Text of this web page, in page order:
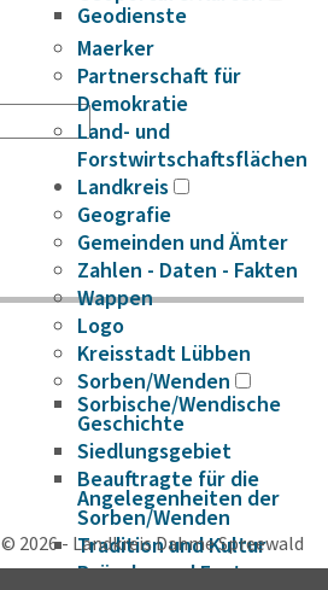
Geodienste
Maerker
Partnerschaft für
Demokratie
Land- und
Forstwirtschaftsflächen
Landkreis
Geografie
Gemeinden und Ämter
Zahlen - Daten - Fakten
Wappen
Logo
Kreisstadt Lübben
Sorben/Wenden
Sorbische/Wendische
Geschichte
Siedlungsgebiet
Beauftragte für die
Angelegenheiten der
Sorben/Wenden
Tradition und Kultur
Bräuche und Feste
© 2026 - Landkreis Dahme Spreewald